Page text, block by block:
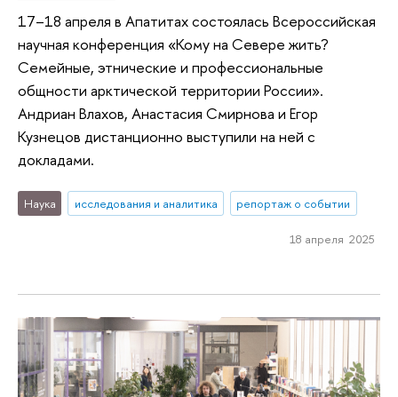
17–18 апреля в Апатитах состоялась Всероссийская
научная конференция «Кому на Севере жить?
Семейные, этнические и профессиональные
общности арктической территории России».
Андриан Влахов, Анастасия Смирнова и Егор
Кузнецов дистанционно выступили на ней с
докладами.
Наука исследования и аналитика репортаж о событии
18 апреля 2025